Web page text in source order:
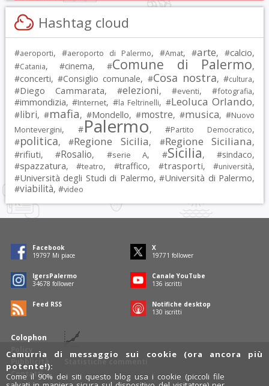
Hashtag cloud
#aeroporti, #aeroporto di Palermo, #Amat, #arte, #calcio,
#Catania, #cinema, #Comune di Palermo,
#concerti, #Consiglio comunale, #Cosa nostra, #cultura,
#Diego Cammarata, #elezioni, #eventi, #fotografia,
#immondizia, #Internet, #la Feltrinelli, #Leoluca Orlando,
#libri, #mafia, #Mondello, #mostre, #musica, #Nuovo
Montevergini, #Palermo, #Partito Democratico,
#politica, #Regione Sicilia, #Regione Siciliana,
#rifiuti, #Rosalio, #serie A, #Sicilia, #sindaco,
#spazzatura, #teatro, #traffico, #trasporti, #università,
#Università degli Studi di Palermo, #Università di Palermo,
#viabilità, #video
Colophon
Policy
Pubblicità
Contatti
Statistiche commenti
Facebook
19797 Mi piace
X
19771 follower
IgersPalermo
34678 follower
Canale YouTube
136 iscritti
Feed RSS
Notifiche desktop
130 iscritti
Camurrìa di messaggio sui cookie (ora ancora più
potente!):
Come il 90% dei siti questo blog usa i cookie (piccoli file